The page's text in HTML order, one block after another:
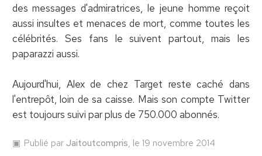
des messages d'admiratrices, le jeune homme reçoit
aussi insultes et menaces de mort, comme toutes les
célébrités. Ses fans le suivent partout, mais les
paparazzi aussi.
Aujourd'hui, Alex de chez Target reste caché dans
l'entrepôt, loin de sa caisse. Mais son compte Twitter
est toujours suivi par plus de 750.000 abonnés.
Publié parJaitoutcompris, le 19 novembre 2014